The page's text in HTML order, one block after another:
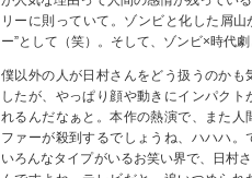
リーに則っていて。ゾンビと化した屑
ー”として（笑）。そして、ゾンビ×時代
僕以外の人が日村さんをどう扱うのかも
したが、やっぱり顔や動きにインパクト
れるんだなぁと。本作の熱演で、また人
ファーが殺到するでしょうね、ハハハ。
いろんなタイプがいるお笑い界で、日村